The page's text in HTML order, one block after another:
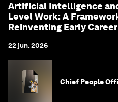
Artificial Intelligence
Level Work: A
Reinventing Early
22 jun. 2026
Chief People